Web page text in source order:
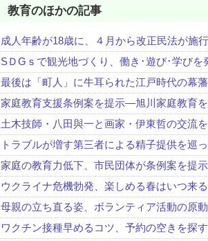
教育のほかの記事
成人年齢が18歳に、４月から改正民法が施行
SＤGｓで観光地づくり、働き･遊び･学びを
最後は「町人」に牛耳られた江戸時代の幕藩
家庭教育支援条例案を提示―旭川家庭教育
土木技師・八田與一と画家・伊東哲の交流を
トラブルが増す第三者による精子提供を巡
家庭の教育力低下、市民団体が条例案を提示
ウクライナ危機勃発、楽しめる春はいつ来
母親の立ち直る姿、ボランティア活動の原
ワクチン接種早めるコツ、予約の空きを探